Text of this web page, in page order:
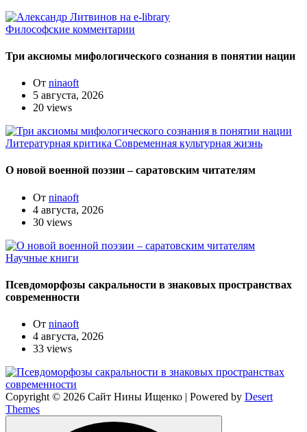
Философские комментарии
Три аксиомы мифологического сознания в понятии нации
От ninaoft
5 августа, 2026
20 views
Литературная критика Современная культурная жизнь
О новой военной поэзии – саратовским читателям
От ninaoft
4 августа, 2026
30 views
Научные книги
Псевдоморфозы сакральности в знаковых пространствах
современности
От ninaoft
4 августа, 2026
33 views
Copyright © 2026 Сайт Нины Ищенко | Powered by Desert
Themes